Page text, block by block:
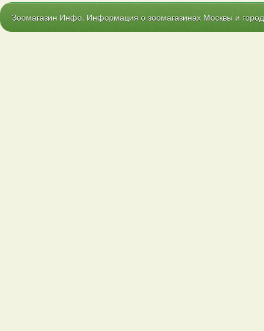
Зоомагазин Инфо. Информация о зоомагазинах Москвы и